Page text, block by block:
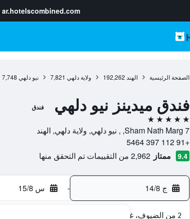
ar.hotelscombined.com
الصفحة الرئيسية الهند 192,262 ولاية دلهي 7,821 نيو دلهي 7,748
فندق ميدينز نيو دلهي فندق
5 نجوم
7 Sham Nath Marg, , نيو دلهي, ولاية دلهي, الهند
+91 112 397 5464
9.4 ممتاز 2,962 من التقييمات تم التحقق منها
ج 14/8 - س 15/8
2 من الضيوف، غرفة واحدة